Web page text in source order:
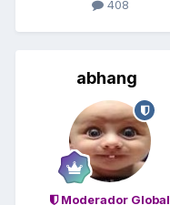
408
abhang
Moderador Global